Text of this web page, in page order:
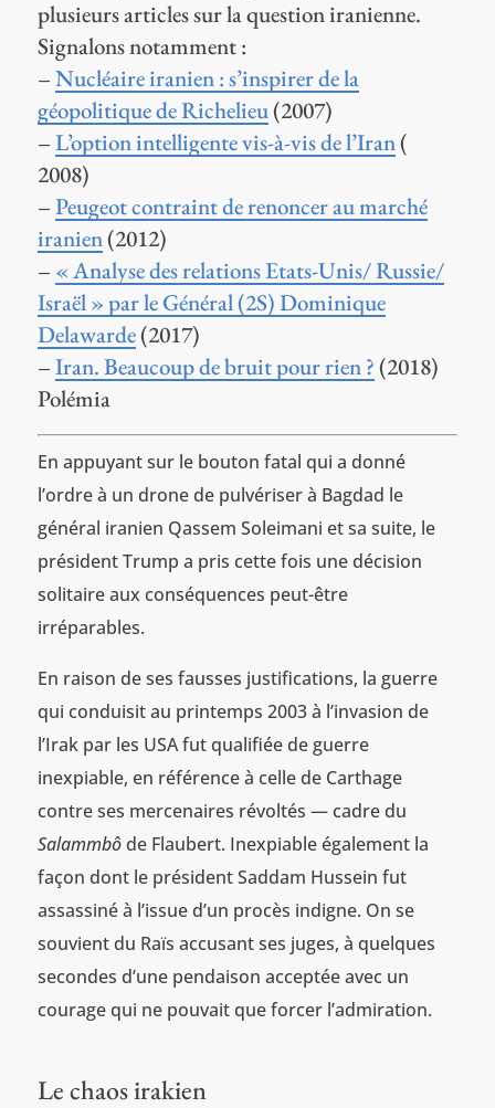
plusieurs articles sur la question iranienne.
Signalons notamment :
–Nucléaire iranien : s’inspirer de la
géopolitique de Richelieu(2007)
–L’option intelligente vis-à-vis de l’Iran(
2008)
–Peugeot contraint de renoncer au marché
iranien(2012)
– « Analyse des relations Etats-Unis/ Russie/
Israël » par le Général (2S) Dominique
Delawarde(2017)
–Iran. Beaucoup de bruit pour rien ?(2018)
Polémia
En appuyant sur le bouton fatal qui a donné
l’ordre à un drone de pulvériser à Bagdad le
général iranien Qassem Soleimani et sa suite, le
président Trump a pris cette fois une décision
solitaire aux conséquences peut-être
irréparables.
En raison de ses fausses justifications, la guerre
qui conduisit au printemps 2003 à l’invasion de
l’Irak par les USA fut qualifiée de guerre
inexpiable, en référence à celle de Carthage
contre ses mercenaires révoltés — cadre du
Salammbôde Flaubert. Inexpiable également la
façon dont le président Saddam Hussein fut
assassiné à l’issue d’un procès indigne. On se
souvient du Raïs accusant ses juges, à quelques
secondes d’une pendaison acceptée avec un
courage qui ne pouvait que forcer l’admiration.
Le chaos irakien